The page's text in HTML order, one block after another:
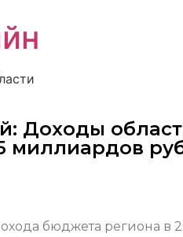
Доходы
миллиардов
бюджета региона в